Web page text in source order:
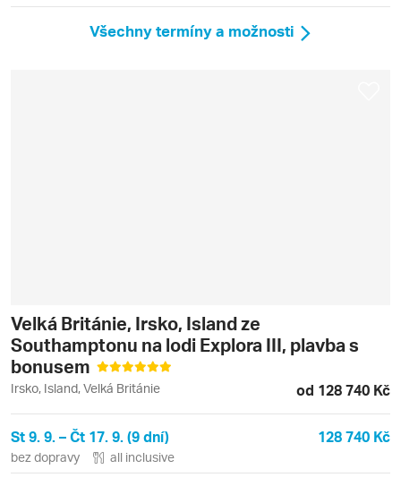
Všechny termíny a možnosti
Velká Británie, Irsko, Island ze
Southamptonu na lodi Explora III, plavba s
bonusem
Irsko, Island, Velká Británie od 128 740 Kč
St 9. 9. – Čt 17. 9. (9 dní) 128 740 Kč
bez dopravy all inclusive